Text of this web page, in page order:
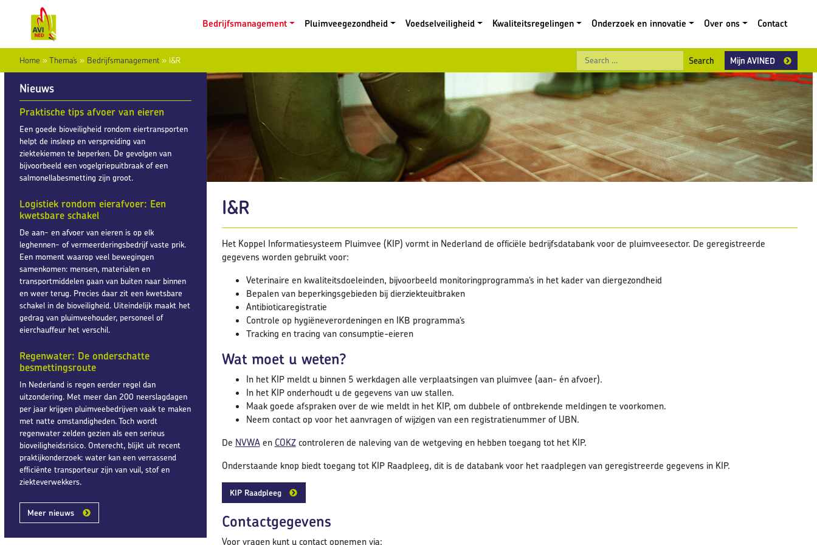
Bedrijfsmanagement
Pluimveegezondheid Voedselveiligheid Kwaliteitsregelingen Onderzoek en innovatie Over ons Contact
Home »Thema’s » Bedrijfsmanagement » I&R Search
Mijn AVINED
Nieuws
Praktische tips afvoer van eieren
Een goede bioveiligheid rondom eiertransporten
helpt de insleep en verspreiding van
ziektekiemen te beperken. De gevolgen van
bijvoorbeeld een vogelgriepuitbraak of een
salmonellabesmetting zijn groot.
Logistiek rondom eierafvoer: Een
kwetsbare schakel
De aan- en afvoer van eieren is op elk
leghennen- of vermeerderingsbedrijf vaste prik.
Een moment waarop veel bewegingen
samenkomen: mensen, materialen en
transportmiddelen gaan van buiten naar binnen
en weer terug. Precies daar zit een kwetsbare
schakel in de bioveiligheid. Uiteindelijk maakt het
gedrag van pluimveehouder, personeel of
eierchauffeur het verschil.
Regenwater: De onderschatte
besmettingsroute
In Nederland is regen eerder regel dan
uitzondering. Met meer dan 200 neerslagdagen
per jaar krijgen pluimveebedrijven vaak te maken
met natte omstandigheden. Toch wordt
regenwater zelden gezien als een serieus
bioveiligheidsrisico. Onterecht, blijkt uit recent
praktijkonderzoek: water kan een verrassend
efficiënte transporteur zijn van vuil, stof en
ziekteverwekkers.
Meer nieuws
I&R
Het Koppel Informatiesysteem Pluimvee (KIP) vormt in Nederland de officiële bedrijfsdatabank voor de pluimveesector. De geregistreerde
gegevens worden gebruikt voor:
Veterinaire en kwaliteitsdoeleinden, bijvoorbeeld monitoringprogramma’s in het kader van diergezondheid
Bepalen van beperkingsgebieden bij dierziekteuitbraken
Antibioticaregistratie
Controle op hygiëneverordeningen en IKB programma’s
Tracking en tracing van consumptie-eieren
Wat moet u weten?
In het KIP meldt u binnen 5 werkdagen alle verplaatsingen van pluimvee (aan- én afvoer).
In het KIP onderhoudt u de gegevens van uw stallen.
Maak goede afspraken over de wie meldt in het KIP, om dubbele of ontbrekende meldingen te voorkomen.
Neem contact op voor het aanvragen of wijzigen van een registratienummer of UBN.
De NVWAen COKZcontroleren de naleving van de wetgeving en hebben toegang tot het KIP.
Onderstaande knop biedt toegang tot KIP Raadpleeg, dit is de databank voor het raadplegen van geregistreerde gegevens in KIP.
KIP Raadpleeg
Contactgegevens
Voor vragen kunt u contact opnemen via: